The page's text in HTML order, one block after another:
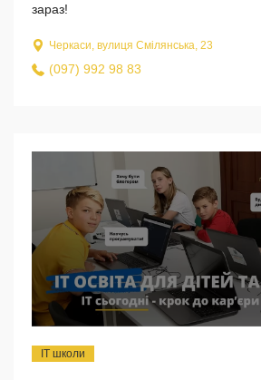
зараз!
Черкаси, вулиця Смілянська, 23
(097) 992 98 83
IT школи